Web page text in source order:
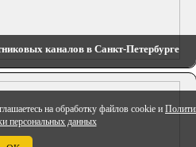
на обработку файлов cookie и
персональных данных
каналов в Санкт-Петербурге